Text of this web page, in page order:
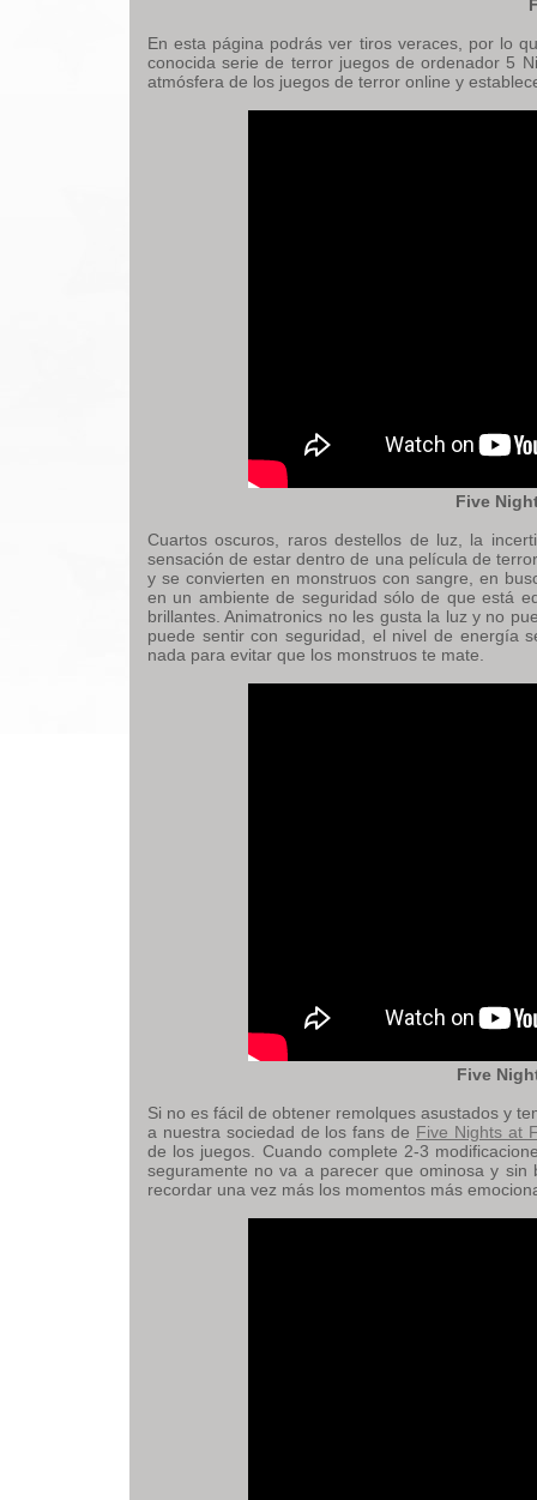
En esta página podrás ver tiros veraces, por lo
conocida serie de terror juegos de ordenador 5
atmósfera de los juegos de terror online y
Five
Cuartos oscuros, raros destellos de luz, la
sensación de estar dentro de una película de
y se convierten en monstruos con sangre, en
en un ambiente de seguridad sólo de que está
brillantes. Animatronics no les gusta la luz y no
puede sentir con seguridad, el nivel de energía
nada para evitar que los monstruos te mate.
Five
Si no es fácil de obtener remolques asustados y
a nuestra sociedad de los fans de Five Nights at
de los juegos. Cuando complete 2-3
seguramente no va a parecer que ominosa y
recordar una vez más los momentos más